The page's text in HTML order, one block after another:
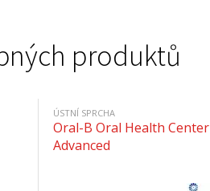
produktů
ÚSTNÍ SPRCHA
Oral-B Oral Health Center
Advanced